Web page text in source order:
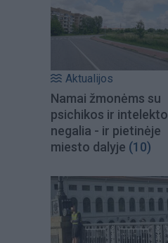
Aktualijos
Namai žmonėms su
psichikos ir intelekto
negalia - ir pietinėje
miesto dalyje (10)